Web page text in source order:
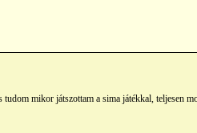
mikor játszottam a sima játékkal, teljesen